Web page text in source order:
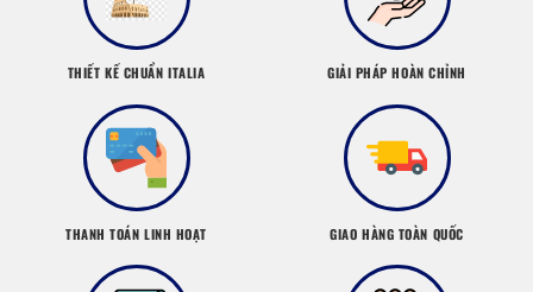
THIẾT KẾ CHUẨN ITALIA GIẢI PHÁP HOÀN CHỈNH
THANH TOÁN LINH HOẠT GIAO HÀNG TOÀN QUỐC